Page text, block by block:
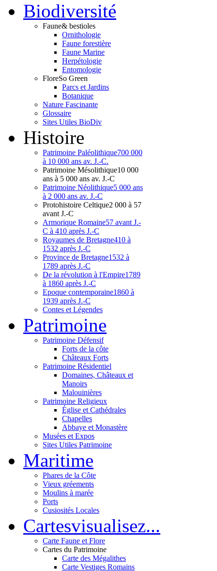
Biodiversité
Faune& bestioles
Ornithologie
Faune forestière
Faune Marine
Herpétologie
Entomologie
FloreSo Green
Parcs et Jardins
Botanique
Nature Fascinante
Glossaire
Sites Utiles BioDiv
Histoire
Patrimoine Paléolithique700 000
à 10 000 ans av. J.-C.
Patrimoine Mésolithique10 000
ans à 5 000 ans av. J.-C
Patrimoine Néolithique5 000 ans
à 2 000 ans av. J.-C
Protohistoire Celtique2 000 à 57
avant J.-C
Armorique Romaine57 avant J.-
C à 410 après J.-C
Royaumes de Bretagne410 à
1532 après J.-C
Province de Bretagne1532 à
1789 après J.-C
De la révolution à l'Empire1789
à 1860 après J.-C
Epoque contemporaine1860 à
1939 après J.-C
Contes et Légendes
Patrimoine
Patrimoine Défensif
Forts de la côte
Châteaux Forts
Patrimoine Résidentiel
Domaines, Châteaux et
Manoirs
Malouinières
Patrimoine Religieux
Église et Cathédrales
Chapelles
Abbaye et Monastère
Musées et Expos
Sites Utiles Patrimoine
Maritime
Phares de la Côte
Vieux gréements
Moulins à marée
Ports
Cusiosités Locales
Cartesvisualisez...
Carte Faune et Flore
Cartes du Patrimoine
Carte des Mégalithes
Carte Vestiges Romains